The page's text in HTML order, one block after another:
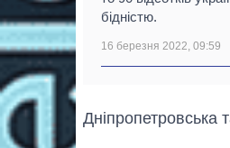
бідністю.
16 березня 2022, 09:59
Дніпропетровська